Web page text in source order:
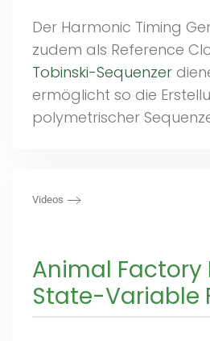
Der Harmonic Timing
zudem als Reference
Tobinski-Sequenzer
ermöglicht so die
polymetrischer
Videos
Animal Factory
State-Variable